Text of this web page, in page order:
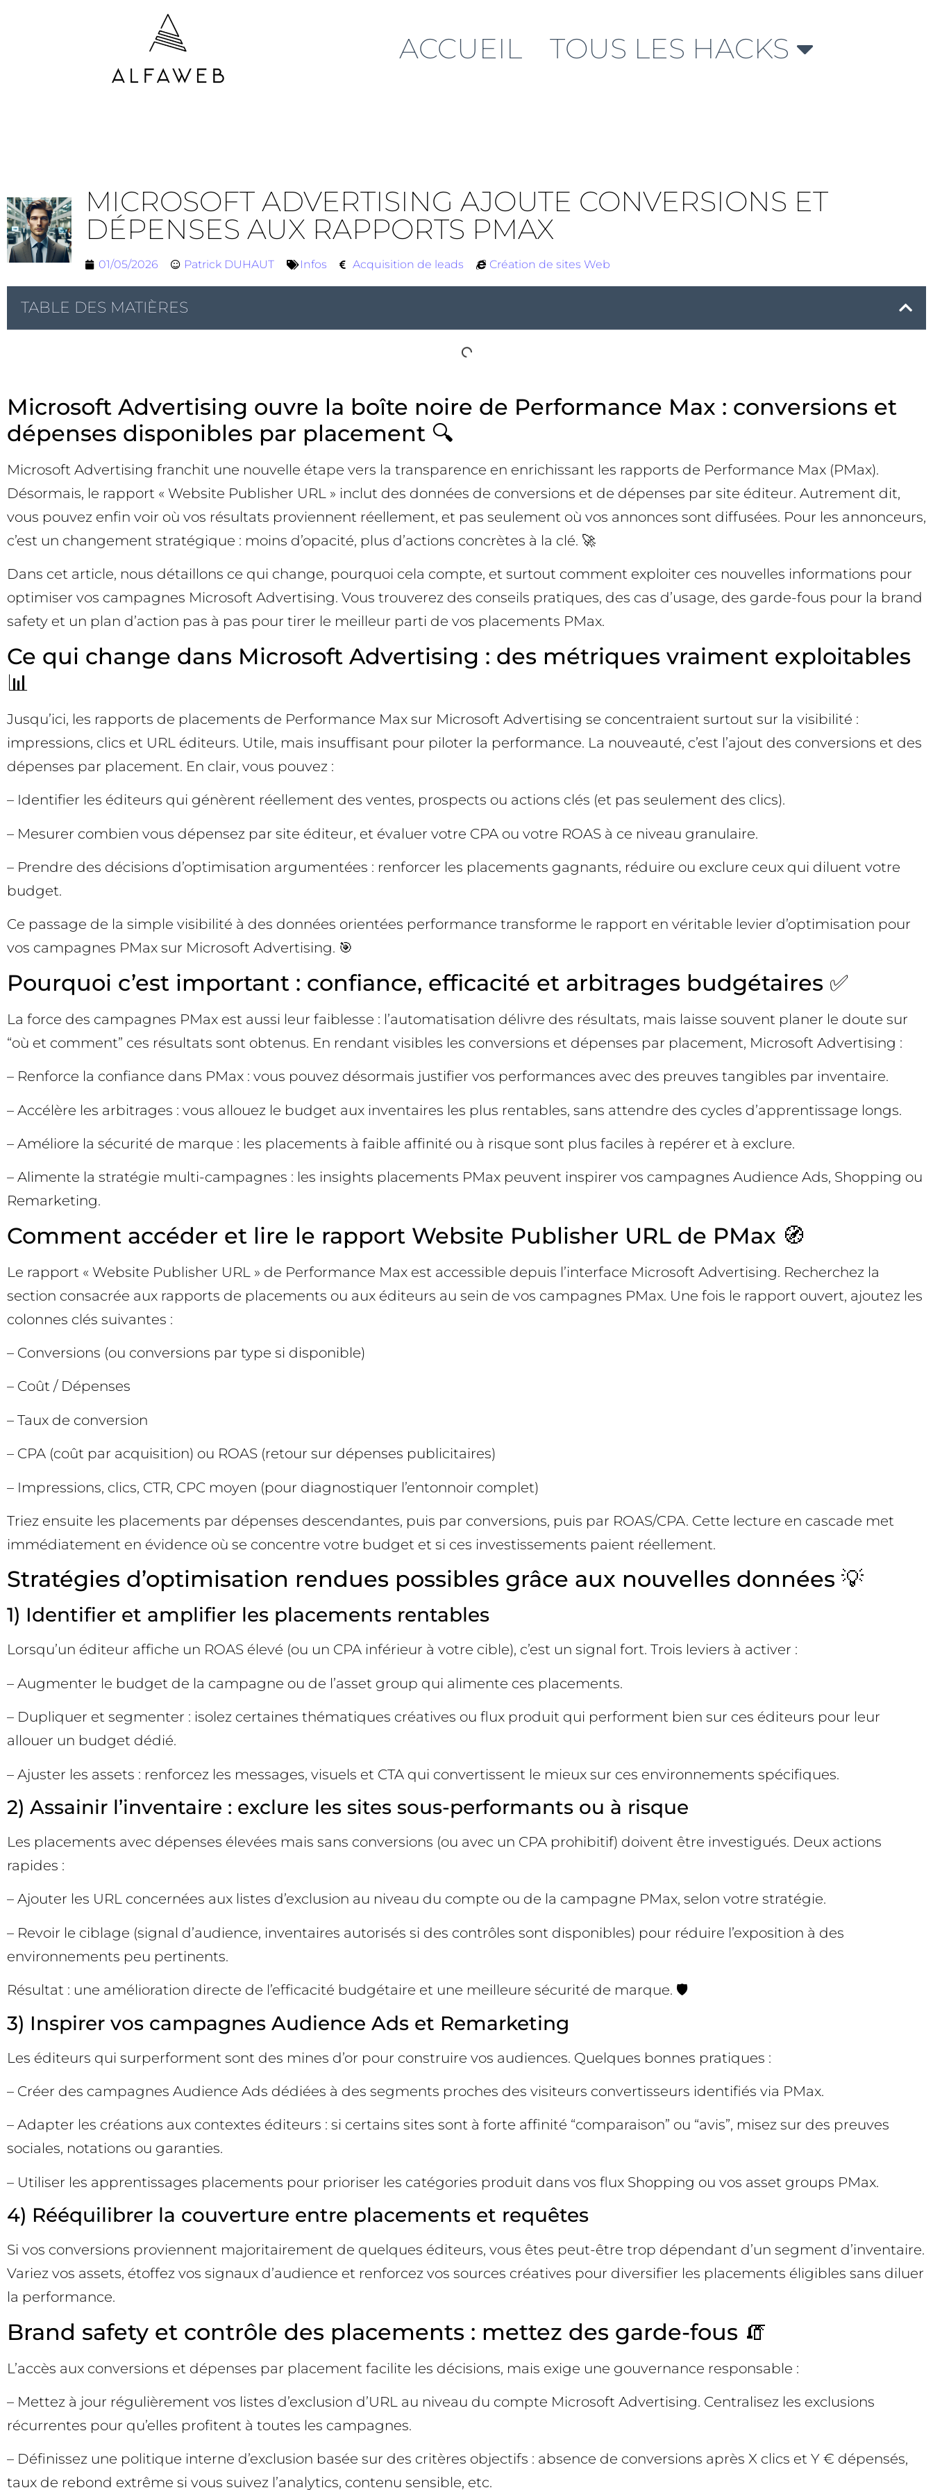
ACCUEIL TOUS LES HACKS
MICROSOFT ADVERTISING AJOUTE CONVERSIONS ET
DÉPENSES AUX RAPPORTS PMAX
01/05/2026 Patrick DUHAUT Infos Acquisition de leads Création de sites Web
TABLE DES MATIÈRES
Microsoft Advertising ouvre la boîte noire de Performance Max : conversions et
dépenses disponibles par placement 🔍
Microsoft Advertising franchit une nouvelle étape vers la transparence en enrichissant les rapports de Performance Max (PMax).
Désormais, le rapport « Website Publisher URL » inclut des données de conversions et de dépenses par site éditeur. Autrement dit,
vous pouvez enfin voir où vos résultats proviennent réellement, et pas seulement où vos annonces sont diffusées. Pour les annonceurs,
c’est un changement stratégique : moins d’opacité, plus d’actions concrètes à la clé. 🚀
Dans cet article, nous détaillons ce qui change, pourquoi cela compte, et surtout comment exploiter ces nouvelles informations pour
optimiser vos campagnes Microsoft Advertising. Vous trouverez des conseils pratiques, des cas d’usage, des garde-fous pour la brand
safety et un plan d’action pas à pas pour tirer le meilleur parti de vos placements PMax.
Ce qui change dans Microsoft Advertising : des métriques vraiment exploitables
📊
Jusqu’ici, les rapports de placements de Performance Max sur Microsoft Advertising se concentraient surtout sur la visibilité :
impressions, clics et URL éditeurs. Utile, mais insuffisant pour piloter la performance. La nouveauté, c’est l’ajout des conversions et des
dépenses par placement. En clair, vous pouvez :
– Identifier les éditeurs qui génèrent réellement des ventes, prospects ou actions clés (et pas seulement des clics).
– Mesurer combien vous dépensez par site éditeur, et évaluer votre CPA ou votre ROAS à ce niveau granulaire.
– Prendre des décisions d’optimisation argumentées : renforcer les placements gagnants, réduire ou exclure ceux qui diluent votre
budget.
Ce passage de la simple visibilité à des données orientées performance transforme le rapport en véritable levier d’optimisation pour
vos campagnes PMax sur Microsoft Advertising. 🎯
Pourquoi c’est important : confiance, efficacité et arbitrages budgétaires ✅
La force des campagnes PMax est aussi leur faiblesse : l’automatisation délivre des résultats, mais laisse souvent planer le doute sur
“où et comment” ces résultats sont obtenus. En rendant visibles les conversions et dépenses par placement, Microsoft Advertising :
– Renforce la confiance dans PMax : vous pouvez désormais justifier vos performances avec des preuves tangibles par inventaire.
– Accélère les arbitrages : vous allouez le budget aux inventaires les plus rentables, sans attendre des cycles d’apprentissage longs.
– Améliore la sécurité de marque : les placements à faible affinité ou à risque sont plus faciles à repérer et à exclure.
– Alimente la stratégie multi-campagnes : les insights placements PMax peuvent inspirer vos campagnes Audience Ads, Shopping ou
Remarketing.
Comment accéder et lire le rapport Website Publisher URL de PMax 🧭
Le rapport « Website Publisher URL » de Performance Max est accessible depuis l’interface Microsoft Advertising. Recherchez la
section consacrée aux rapports de placements ou aux éditeurs au sein de vos campagnes PMax. Une fois le rapport ouvert, ajoutez les
colonnes clés suivantes :
– Conversions (ou conversions par type si disponible)
– Coût / Dépenses
– Taux de conversion
– CPA (coût par acquisition) ou ROAS (retour sur dépenses publicitaires)
– Impressions, clics, CTR, CPC moyen (pour diagnostiquer l’entonnoir complet)
Triez ensuite les placements par dépenses descendantes, puis par conversions, puis par ROAS/CPA. Cette lecture en cascade met
immédiatement en évidence où se concentre votre budget et si ces investissements paient réellement.
Stratégies d’optimisation rendues possibles grâce aux nouvelles données 💡
1) Identifier et amplifier les placements rentables
Lorsqu’un éditeur affiche un ROAS élevé (ou un CPA inférieur à votre cible), c’est un signal fort. Trois leviers à activer :
– Augmenter le budget de la campagne ou de l’asset group qui alimente ces placements.
– Dupliquer et segmenter : isolez certaines thématiques créatives ou flux produit qui performent bien sur ces éditeurs pour leur
allouer un budget dédié.
– Ajuster les assets : renforcez les messages, visuels et CTA qui convertissent le mieux sur ces environnements spécifiques.
2) Assainir l’inventaire : exclure les sites sous-performants ou à risque
Les placements avec dépenses élevées mais sans conversions (ou avec un CPA prohibitif) doivent être investigués. Deux actions
rapides :
– Ajouter les URL concernées aux listes d’exclusion au niveau du compte ou de la campagne PMax, selon votre stratégie.
– Revoir le ciblage (signal d’audience, inventaires autorisés si des contrôles sont disponibles) pour réduire l’exposition à des
environnements peu pertinents.
Résultat : une amélioration directe de l’efficacité budgétaire et une meilleure sécurité de marque. 🛡️
3) Inspirer vos campagnes Audience Ads et Remarketing
Les éditeurs qui surperforment sont des mines d’or pour construire vos audiences. Quelques bonnes pratiques :
– Créer des campagnes Audience Ads dédiées à des segments proches des visiteurs convertisseurs identifiés via PMax.
– Adapter les créations aux contextes éditeurs : si certains sites sont à forte affinité “comparaison” ou “avis”, misez sur des preuves
sociales, notations ou garanties.
– Utiliser les apprentissages placements pour prioriser les catégories produit dans vos flux Shopping ou vos asset groups PMax.
4) Rééquilibrer la couverture entre placements et requêtes
Si vos conversions proviennent majoritairement de quelques éditeurs, vous êtes peut-être trop dépendant d’un segment d’inventaire.
Variez vos assets, étoffez vos signaux d’audience et renforcez vos sources créatives pour diversifier les placements éligibles sans diluer
la performance.
Brand safety et contrôle des placements : mettez des garde-fous 🧯
L’accès aux conversions et dépenses par placement facilite les décisions, mais exige une gouvernance responsable :
– Mettez à jour régulièrement vos listes d’exclusion d’URL au niveau du compte Microsoft Advertising. Centralisez les exclusions
récurrentes pour qu’elles profitent à toutes les campagnes.
– Définissez une politique interne d’exclusion basée sur des critères objectifs : absence de conversions après X clics et Y € dépensés,
taux de rebond extrême si vous suivez l’analytics, contenu sensible, etc.